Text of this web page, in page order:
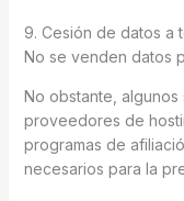
9. Cesión de datos a
No se venden datos
No obstante,
proveedores de
programas de
necesarios para la